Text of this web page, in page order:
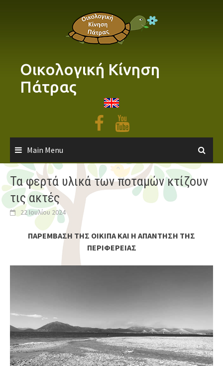
Οικολογική Κίνηση
Πάτρας
Main Menu
Τα φερτά υλικά των ποταμών κτίζουν
τις ακτές
22 Ιουλίου 2024
ΠΑΡΕΜΒΑΣΗ ΤΗΣ ΟΙΚΙΠΑ ΚΑΙ Η ΑΠΑΝΤΗΣΗ ΤΗΣ
ΠΕΡΙΦΕΡΕΙΑΣ